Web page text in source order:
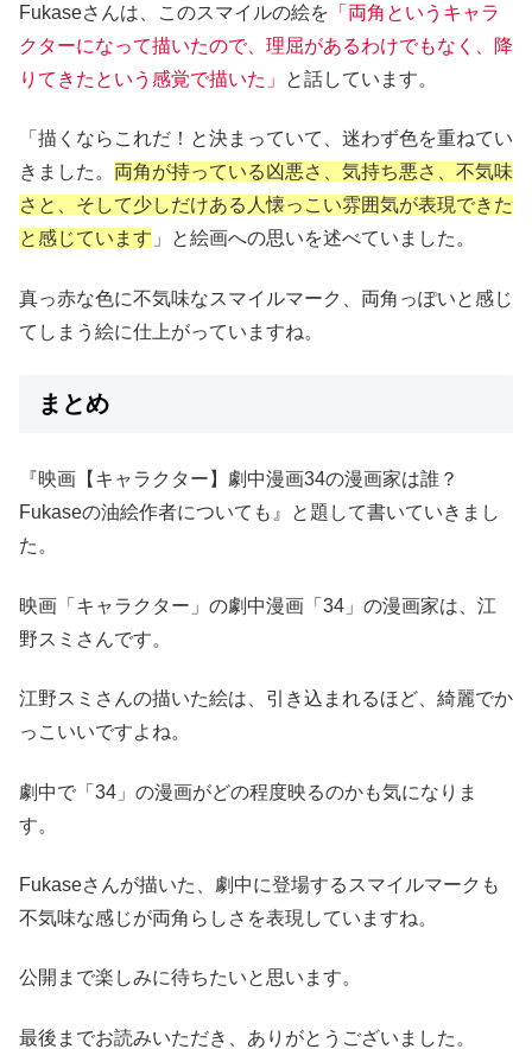
Fukaseさんは、このスマイルの絵を 「両角というキャラ
クターになって描いたので、理屈があるわけでもなく、降
りてきたという感覚で描いた」
と話しています。
「描くならこれだ！と決まっていて、迷わず色を重ねてい
きました。 両角が持っている凶悪さ、気持ち悪さ、不気味
さと、そして少しだけある人懐っこい雰囲気が表現できた
と感じています 」と絵画への思いを述べていました。
真っ赤な色に不気味なスマイルマーク、両角っぽいと感じ
てしまう絵に仕上がっていますね。
まとめ
『映画【キャラクター】劇中漫画34の漫画家は誰？
Fukaseの油絵作者についても』と題して書いていきまし
た。
映画「キャラクター」の劇中漫画「34」の漫画家は、江
野スミさんです。
江野スミさんの描いた絵は、引き込まれるほど、綺麗でか
っこいいですよね。
劇中で「34」の漫画がどの程度映るのかも気になりま
す。
Fukaseさんが描いた、劇中に登場するスマイルマークも
不気味な感じが両角らしさを表現していますね。
公開まで楽しみに待ちたいと思います。
最後までお読みいただき、ありがとうございました。